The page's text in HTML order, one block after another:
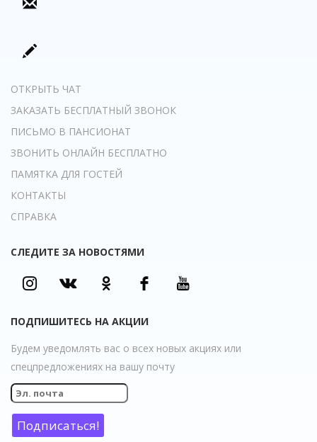
ОТКРЫТЬ ЧАТ
ЗАКАЗАТЬ БЕСПЛАТНЫЙ ЗВОНОК
ПИСЬМО В ПАНСИОНАТ
ЗВОНИТЬ ОНЛАЙН БЕСПЛАТНО
ПАМЯТКА ДЛЯ ГОСТЕЙ
КОНТАКТЫ
СПРАВКА
СЛЕДИТЕ ЗА НОВОСТЯМИ
ПОДПИШИТЕСЬ НА АКЦИИ
Будем уведомлять вас о всех новых акциях или
спецпредложениях на вашу почту